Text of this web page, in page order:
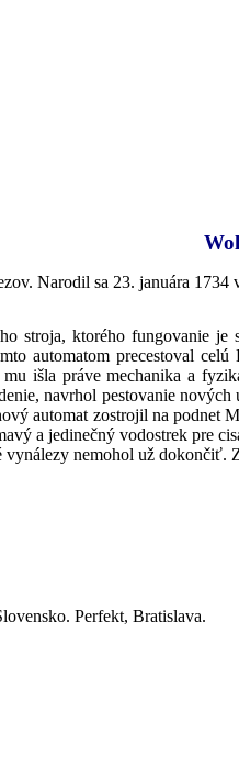
Narodil sa 23. januára 1734
stroja, ktorého fungovanie
automatom precestoval
išla práve mechanika a
navrhol pestovanie
automat zostrojil na
a jedinečný vodostrek pre
nemohol už dokončiť.
Perfekt, Bratislava.